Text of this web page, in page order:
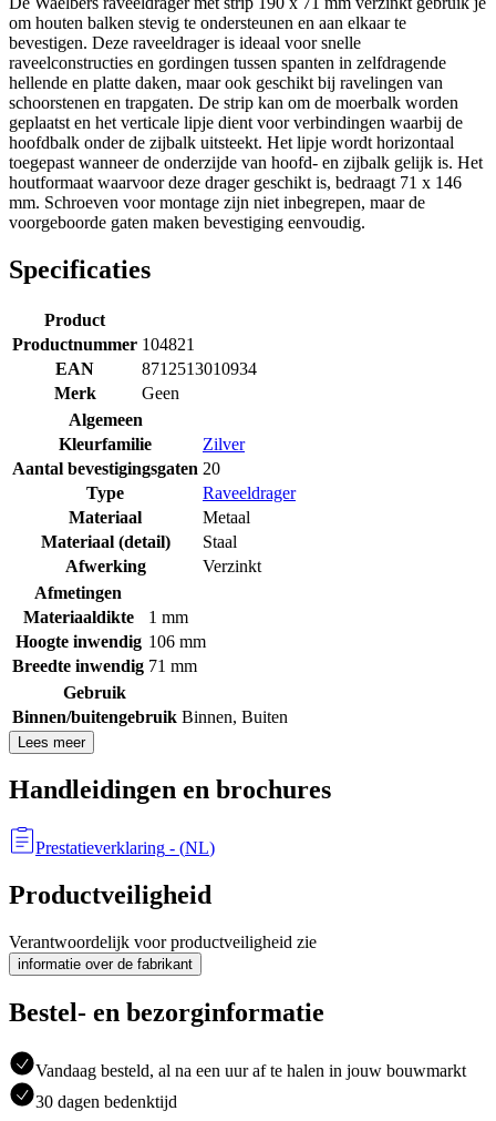
om houten balken stevig te ondersteunen en aan elkaar te
bevestigen. Deze raveeldrager is ideaal voor snelle
raveelconstructies en gordingen tussen spanten in zelfdragende
hellende en platte daken, maar ook geschikt bij ravelingen van
schoorstenen en trapgaten. De strip kan om de moerbalk worden
geplaatst en het verticale lipje dient voor verbindingen waarbij de
hoofdbalk onder de zijbalk uitsteekt. Het lipje wordt horizontaal
toegepast wanneer de onderzijde van hoofd- en zijbalk gelijk is. Het
houtformaat waarvoor deze drager geschikt is, bedraagt 71 x 146
mm. Schroeven voor montage zijn niet inbegrepen, maar de
voorgeboorde gaten maken bevestiging eenvoudig.
Specificaties
Product
Productnummer 104821
EAN
8712513010934
Merk
Geen
Algemeen
Kleurfamilie
Zilver
Aantal bevestigingsgaten 20
Type
Raveeldrager
Materiaal
Metaal
Materiaal (detail)
Staal
Afwerking
Verzinkt
Afmetingen
Materiaaldikte
1 mm
Hoogte inwendig 106 mm
Breedte inwendig 71 mm
Gebruik
Binnen/buitengebruik Binnen, Buiten
Lees meer
Handleidingen en brochures
Prestatieverklaring - (NL)
Productveiligheid
Verantwoordelijk voor productveiligheid zie
informatie over de fabrikant
Bestel- en bezorginformatie
Vandaag besteld, al na een uur af te halen in jouw bouwmarkt
30 dagen bedenktijd